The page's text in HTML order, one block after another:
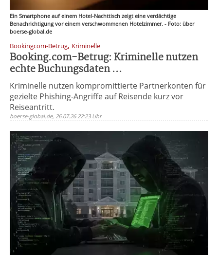
Ein Smartphone auf einem Hotel-Nachttisch zeigt eine verdächtige
Benachrichtigung vor einem verschwommenen Hotelzimmer. - Foto: über
boerse-global.de
Bookingcom-Betrug, Kriminelle
Booking.com-Betrug: Kriminelle nutzen
echte Buchungsdaten ...
Kriminelle nutzen kompromittierte Partnerkonten für
gezielte Phishing-Angriffe auf Reisende kurz vor
Reiseantritt.
boerse-global.de, 26.07.26 22:23 Uhr